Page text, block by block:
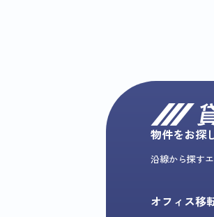
物件をお探
沿線から探す
オフィス移